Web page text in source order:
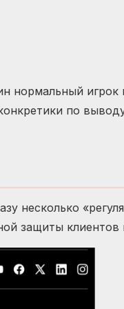
нормальный
по
несколько
защиты клиентов